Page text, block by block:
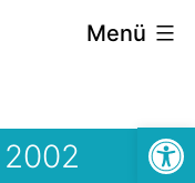
Menü